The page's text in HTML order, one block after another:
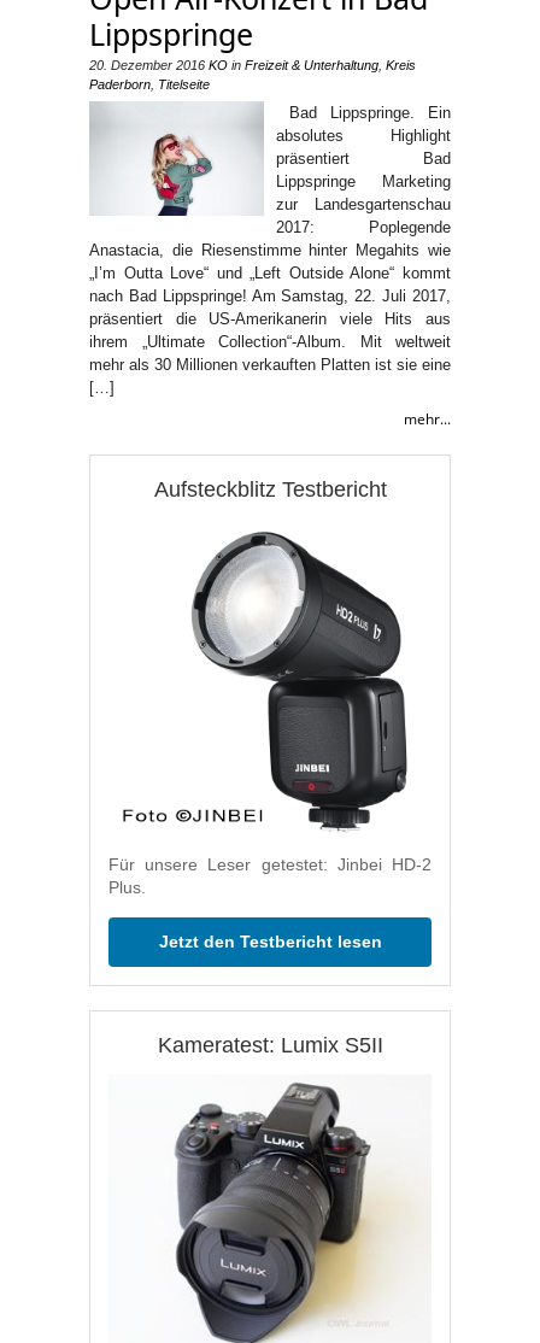
Lippspringe
20. Dezember 2016 KO in Freizeit & Unterhaltung Kreis
Paderborn Titelseite
Bad Lippspringe. Ein
absolutes Highlight
präsentiert Bad
Lippspringe Marketing
zur Landesgartenschau
2017: Poplegende
Anastacia, die Riesenstimme hinter Megahits wie
„I’m Outta Love“ und „Left Outside Alone“ kommt
nach Bad Lippspringe! Am Samstag, 22. Juli 2017,
präsentiert die US-Amerikanerin viele Hits aus
ihrem „Ultimate Collection“-Album. Mit weltweit
mehr als 30 Millionen verkauften Platten ist sie eine
[…]
mehr...
Aufsteckblitz Testbericht
Für unsere Leser getestet: Jinbei HD-2
Plus.
Jetzt den Testbericht lesen
Kameratest: Lumix S5II